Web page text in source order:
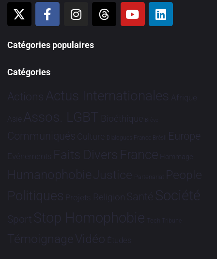
Catégories populaires
Catégories
Actions Actus Internationales Afrique
Asie Assos. LGBT Bioéthique Brève
Communiqués Culture Dialogues France-Brésil Europe
Evénements Faits Divers France Hommage
HumanophobieJustice Partenariat People
Politiques Projets Religion Santé Société
Sport Stop Homophobie Tech Tribune
TémoignageVidéo Études